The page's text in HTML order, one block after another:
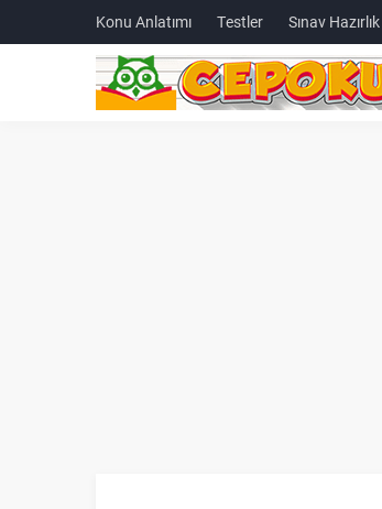
Konu Anlatımı Testler Sınav Hazırlık